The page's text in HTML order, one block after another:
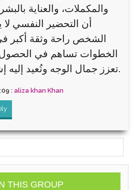
والمكملات، والعناية
أن التحضير النفسي لا
الشخص راحة وثقة أكبر
الخطوات تساهم في الحصول
تعزز جمال الوجه وتُعيد إليه إشراقته بشكل آمن.
: aliza khan Khan
THIS GROUP